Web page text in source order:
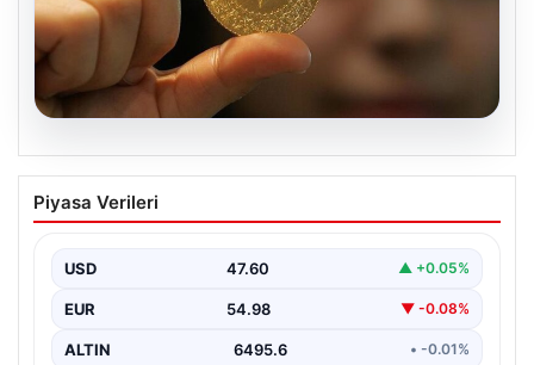
Altın fiyatları canlı grafik 22 Mayıs: Altın
fiyatları ne oldu, düştü mü, çıktı mı?
fiyatları
Altın fiyatlarında son durum merak ediliyor. Ankara
Bölge Adliye Mahkemesi’nin CHP'ye mutlak butlan
Piyasa Verileri
USD 47.60 ▲ +0.05%
EUR 54.98 ▼ -0.08%
ALTIN 6495.6 • -0.01%